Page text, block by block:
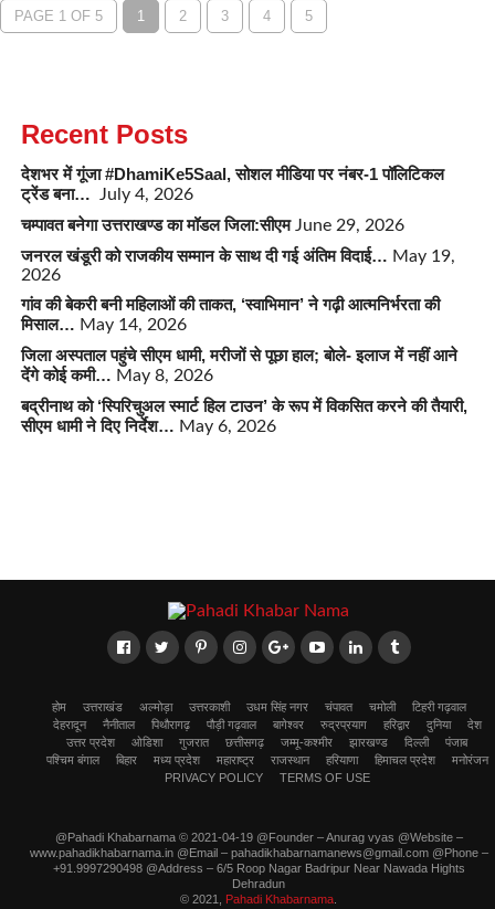
PAGE 1 OF 5 1 2 3 4 5
Recent Posts
देशभर में गूंजा #DhamiKe5Saal, सोशल मीडिया पर नंबर-1 पॉलिटिकल
ट्रेंड बना…
July 4, 2026
चम्पावत बनेगा उत्तराखण्ड का मॉडल जिला:सीएम June 29, 2026
जनरल खंडूरी को राजकीय सम्मान के साथ दी गई अंतिम विदाई… May 19,
2026
गांव की बेकरी बनी महिलाओं की ताकत, ‘स्वाभिमान’ ने गढ़ी आत्मनिर्भरता की
मिसाल… May 14, 2026
जिला अस्पताल पहुंचे सीएम धामी, मरीजों से पूछा हाल; बोले- इलाज में नहीं आने
देंगे कोई कमी… May 8, 2026
बद्रीनाथ को ‘स्पिरिचुअल स्मार्ट हिल टाउन’ के रूप में विकसित करने की तैयारी,
सीएम धामी ने दिए निर्देश… May 6, 2026
होम उत्तराखंड अल्मोड़ा उत्तरकाशी उधम सिंह नगर चंपावत चमोली
टिहरी गढ़वाल
देहरादून
नैनीताल पिथौरागढ़ पौड़ी गढ़वाल बागेश्वर रुद्रप्रयाग हरिद्वार दुनिया
देश
उत्तर प्रदेश
ओडिशा गुजरात छत्तीसगढ़ जम्मू-कश्मीर झारखण्ड दिल्ली
पंजाब
पश्चिम बंगाल
बिहार मध्य प्रदेश महाराष्ट्र राजस्थान हरियाणा हिमाचल प्रदेश
मनोरंजन
PRIVACY POLICY
TERMS OF USE
@Pahadi Khabarnama © 2021-04-19 @Founder – Anurag vyas @Website –
www.pahadikhabarnama.in @Email – pahadikhabarnamanews@gmail.com @Phone –
+91.9997290498 @Address – 6/5 Roop Nagar Badripur Near Nawada Hights
Dehradun
© 2021, Pahadi Khabarnama